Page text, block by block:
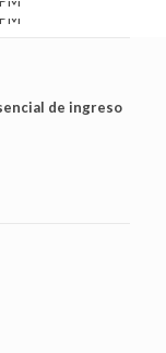
de ingreso